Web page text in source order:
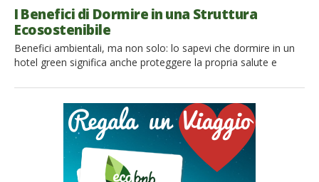
I Benefici di Dormire in una Struttura
Ecosostenibile
Benefici ambientali, ma non solo: lo sapevi che dormire in un
hotel green significa anche proteggere la propria salute e
una struttura ecosostenibile significa fare una scelta giusta per
noi stessi e per il Pianeta, supportando chi ha deciso di fare la
differenza. Scopriamo insieme tutti gli […]